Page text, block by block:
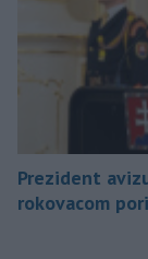
Prezident
rokovacom